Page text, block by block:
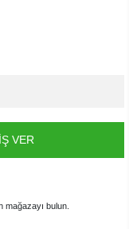
VER
bulun.